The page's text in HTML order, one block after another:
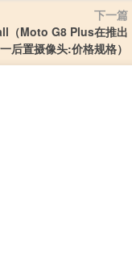
下一篇
（Moto G8 Plus在推出
后置摄像头:价格规格）